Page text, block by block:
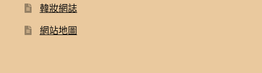
韓妝網誌
網站地圖